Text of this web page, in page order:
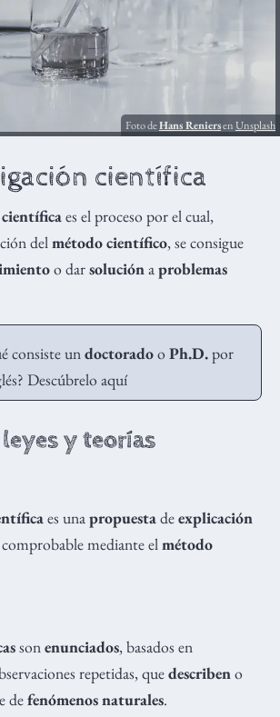
Foto deHans ReniersenUnsplash
científica
es el proceso por el cual,
delmétodo científico, se consigue
o darsoluciónaproblemas
consiste undoctoradoo Ph.D.por
Descúbrelo aquí
y teorías
es unapropuestadeexplicación
mediante elmétodo
son enunciados, basados en
repetidas, quedescriben o
defenómenos naturales.